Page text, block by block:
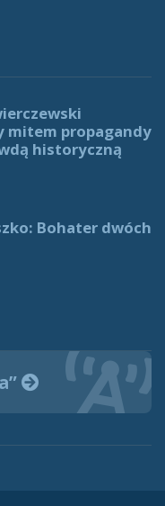
mitem propagandy
historyczną
Bohater dwóch